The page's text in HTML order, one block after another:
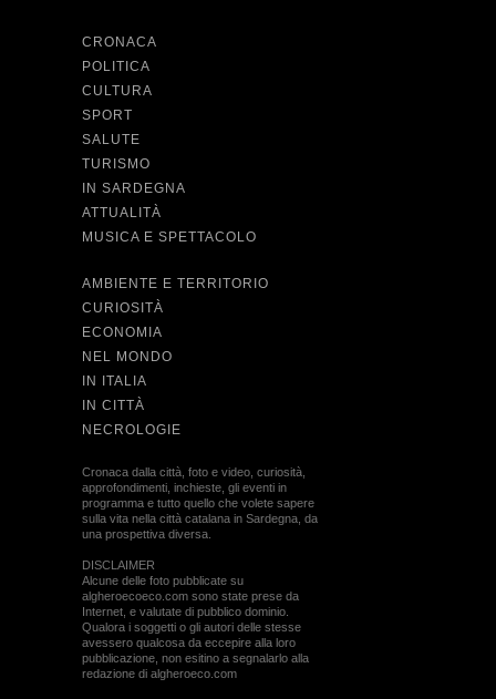
CRONACA
POLITICA
CULTURA
SPORT
SALUTE
TURISMO
IN SARDEGNA
ATTUALITÀ
MUSICA E SPETTACOLO
AMBIENTE E TERRITORIO
CURIOSITÀ
ECONOMIA
NEL MONDO
IN ITALIA
IN CITTÀ
NECROLOGIE
Cronaca dalla città, foto e video, curiosità,
approfondimenti, inchieste, gli eventi in
programma e tutto quello che volete sapere
sulla vita nella città catalana in Sardegna, da
una prospettiva diversa.
DISCLAIMER
Alcune delle foto pubblicate su
algheroecoeco.com sono state prese da
Internet, e valutate di pubblico dominio.
Qualora i soggetti o gli autori delle stesse
avessero qualcosa da eccepire alla loro
pubblicazione, non esitino a segnalarlo alla
redazione di algheroeco.com